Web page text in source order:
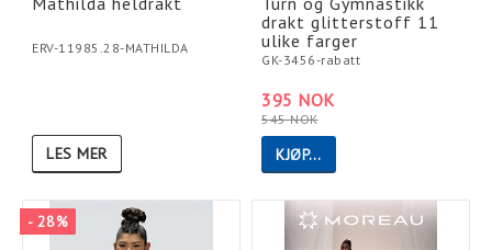
ERV-11985.28-MATHILDA
LES MER
drakt glitterstoff 11
ulike farger
GK-3456-rabatt
545 NOK
395 NOK
KJØP…
- 28%